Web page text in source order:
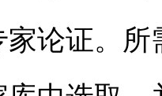
家论证。